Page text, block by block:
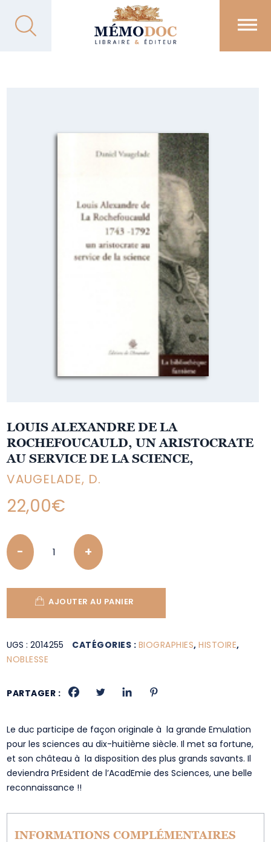
LOUIS ALEXANDRE DE LA
ROCHEFOUCAULD, UN ARISTOCRATE
AU SERVICE DE LA SCIENCE,
VAUGELADE, D.
22,00€
Quantity
AJOUTER AU PANIER
UGS :2014255 CATÉGORIES : BIOGRAPHIES,HISTOIRE,
NOBLESSE
PARTAGER :
Le duc participe de façon originale à la grande Emulation
pour les sciences au dix-huitième siècle. Il met sa fortune,
et son château à la disposition des plus grands savants. Il
deviendra PrEsident de l’AcadEmie des Sciences, une belle
reconnaissance !!
INFORMATIONS COMPLÉMENTAIRES